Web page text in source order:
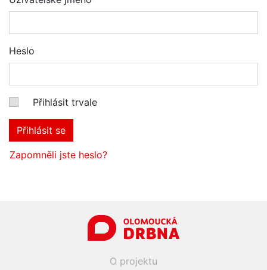
Heslo
Přihlásit trvale
Přihlásit se
Zapomněli jste heslo?
O projektu